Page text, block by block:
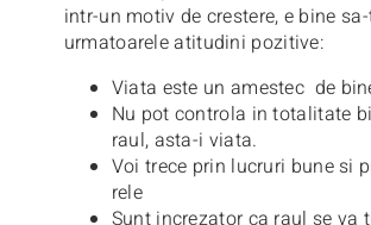
intr-un motiv de crestere, e bine
urmatoarele atitudini pozitive:
Viata este un amestec de
Nu pot controla in totalitate
raul, asta-i viata.
Voi trece prin lucruri bune si
rele
Sunt increzator ca raul se va